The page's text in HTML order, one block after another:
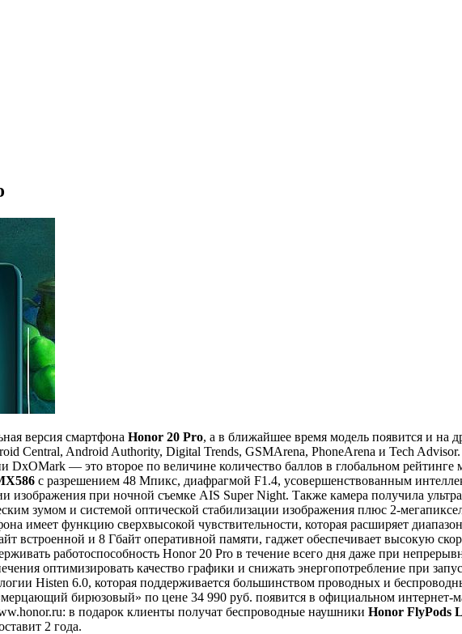
версия смартфона Honor 20 Pro, а в ближайшее время модель появится и на
Central, Android Authority, Digital Trends, GSMArena, PhoneArena и Tech Advisor.
DxOMark — это второе по величине количество баллов в глобальном
с разрешением 48 Мпикс, диафрагмой F1.4, усовершенствованным
изображения при ночной съемке AIS Super Night. Также камера получила
зумом и системой оптической стабилизации изображения плюс 2-
имеет функцию сверхвысокой чувствительности, которая расширяет
встроенной и 8 Гбайт оперативной памяти, гаджет обеспечивает высокую
работоспособность Honor 20 Pro в течение всего дня даже при
оптимизировать качество графики и снижать энергопотребление при
Histen 6.0, которая поддерживается большинством проводных и
бирюзовый» по цене 34 990 руб. появится в официальном интернет-
в подарок клиенты получат беспроводные наушники Honor FlyPods
2 года.